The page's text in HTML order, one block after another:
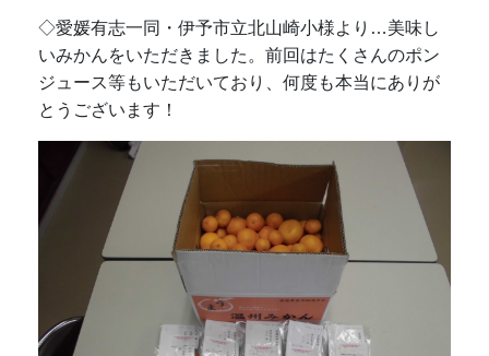
◇愛媛有志一同・伊予市立北山崎小様より…美味し
いみかんをいただきました。前回はたくさんのポン
ジュース等もいただいており、何度も本当にありが
とうございます！